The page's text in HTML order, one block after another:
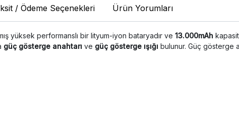
/ Ödeme Seçenekleri Ürün Yorumları
yüksek performanslı bir lityum-iyon bataryadır ve 13.000mAh
güç gösterge anahtarı ve güç gösterge ışığı bulunur. Güç gösterge